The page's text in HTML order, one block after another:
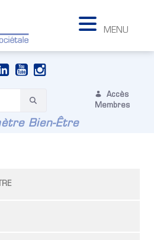
Accès
Membres
MENU
Bien-Être